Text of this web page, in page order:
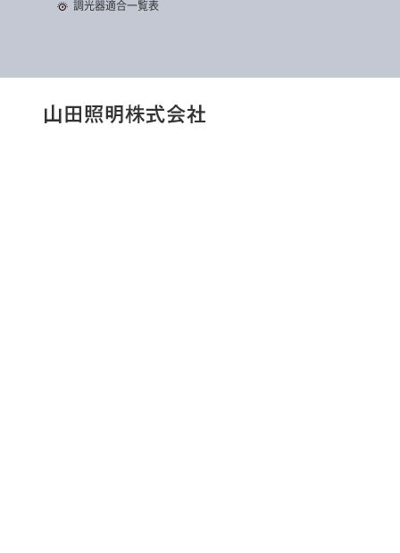
調光器適合一覧表